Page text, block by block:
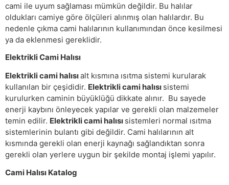
cami ile uyum sağlaması mümkün değildir. Bu halılar
oldukları camiye göre ölçüleri alınmış olan halılardır. Bu
nedenle çıkma cami halılarının kullanımından önce kesilmesi
ya da eklenmesi gereklidir.
Elektrikli Cami Halısı
Elektrikli cami halısıalt kısmına ısıtma sistemi kurularak
kullanılan bir çeşididir. Elektrikli cami halısı sistemi
kurulurken caminin büyüklüğü dikkate alınır. Bu sayede
enerji kaybını önleyecek yapılar ve gerekli olan malzemeler
temin edilir. Elektrikli cami halısı sistemleri normal ısıtma
sistemlerinin bulantı gibi değildir. Cami halılarının alt
kısmında gerekli olan enerji kaynağı sağlandıktan sonra
gerekli olan yerlere uygun bir şekilde montaj işlemi yapılır.
Cami Halısı Katalog